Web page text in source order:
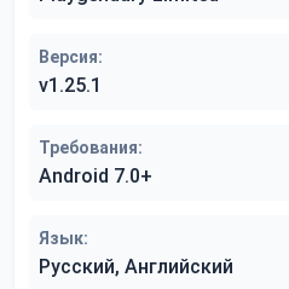
Версия:
v1.25.1
Требования:
Android 7.0+
Язык:
Русский, Английский